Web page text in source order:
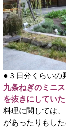
●３日分くらいの
九条ねぎのミニ
を抜きにしてい
料理に関しては
があったりもし